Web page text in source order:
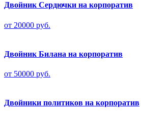
Двойник Сердючки на корпоратив
от 20000 руб.
Двойник Билана на корпоратив
от 50000 руб.
Двойники политиков на корпоратив